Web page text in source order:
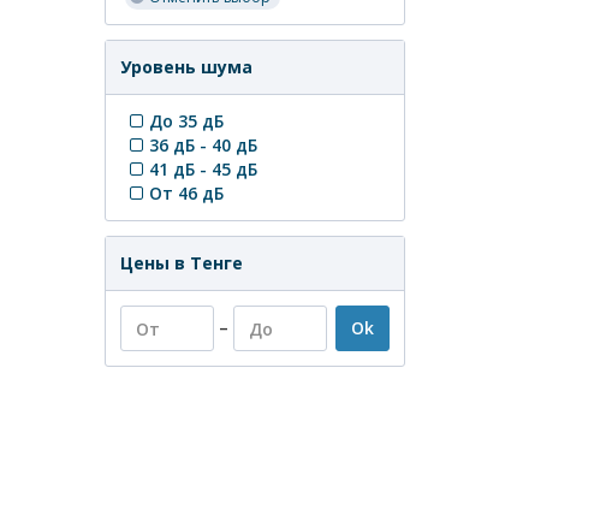
Уровень шума
До 35 дБ
36 дБ - 40 дБ
41 дБ - 45 дБ
От 46 дБ
Цены в Тенге
– Ok